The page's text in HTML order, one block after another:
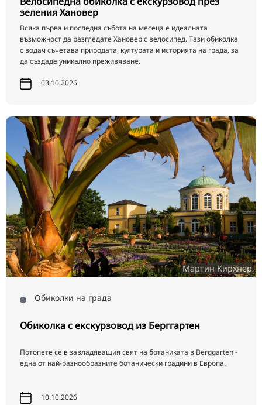
зеления Хановер
Всяка първа и последна събота на месеца е идеалната
възможност да разгледате Хановер с велосипед. Тази обиколка
с водач съчетава природата, културата и историята на града, за
да създаде уникално преживяване.
03.10.2026
Мартин Кирхнер
Обиколки на града
Обиколка с екскурзовод из Берггартен
Потопете се в завладяващия свят на ботаниката в Berggarten -
една от най-разнообразните ботанически градини в Европа.
10.10.2026